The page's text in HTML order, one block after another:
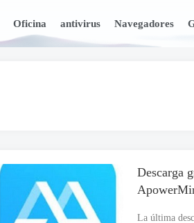
Oficina antivirus Navegadores
Descarga